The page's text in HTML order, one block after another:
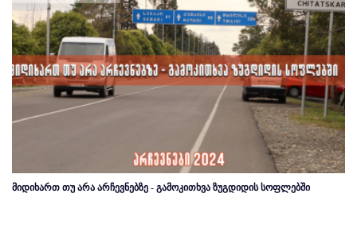
მიდიხართ თუ არა არჩევნებზე - გამოკითხვა ზუგდიდის სოფლებში